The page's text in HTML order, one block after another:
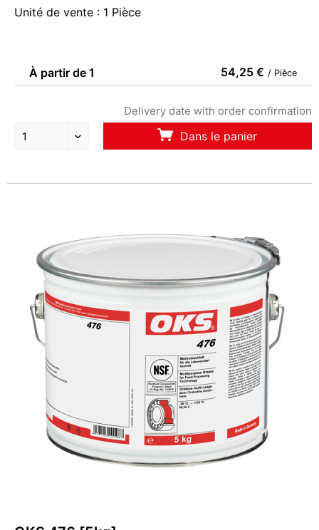
Unité de vente : 1 Pièce
À partir de 1 54,25 € / Pièce
Delivery date with order confirmation
Dans le panier